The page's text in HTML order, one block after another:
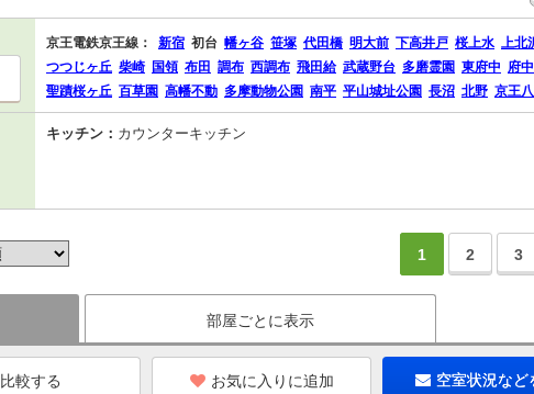
京王電鉄京王線： 新宿 初台 幡ヶ谷 笹塚 代田橋 明大前 下高井戸 桜上水 上北
つつじヶ丘 柴崎 国領 布田 調布 西調布 飛田給 武蔵野台 多磨霊園 東府中 府
聖蹟桜ヶ丘 百草園 高幡不動 多摩動物公園 南平 平山城址公園 長沼 北野 京王
キッチン： カウンターキッチン
1 2 3
部屋ごとに表示
お気に入りに追加 空室状況など